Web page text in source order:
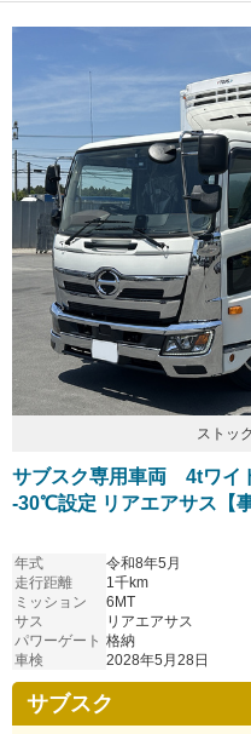
ストッ
サブスク専用車両 4tワイ
-30℃設定 リアエアサス【
年式
令和8年5月
走行距離
1千km
ミッション
6MT
サス
リアエアサス
パワーゲート 格納
車検
2028年5月28日
サブスク